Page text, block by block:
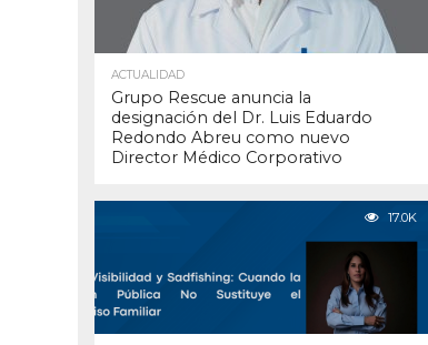
ACTUALIDAD
Grupo Rescue anuncia la
designación del Dr. Luis Eduardo
Redondo Abreu como nuevo
Director Médico Corporativo
17.0K